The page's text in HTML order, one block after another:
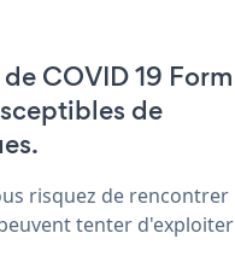
COVID 19 Form
de
risquez de rencontrer
tenter d'exploiter